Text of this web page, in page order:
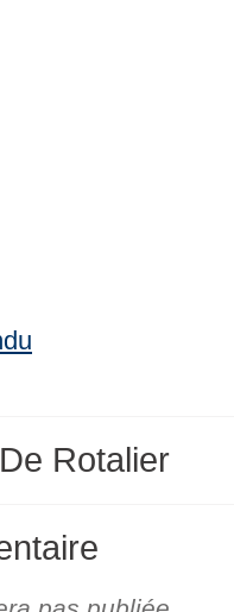
Rotalier